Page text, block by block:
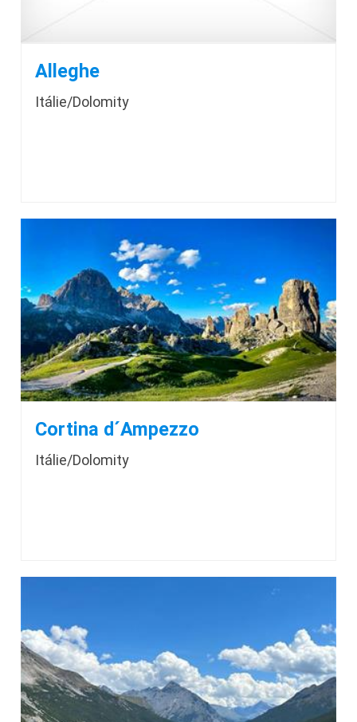
Alleghe
Itálie/Dolomity
Cortina d´Ampezzo
Itálie/Dolomity